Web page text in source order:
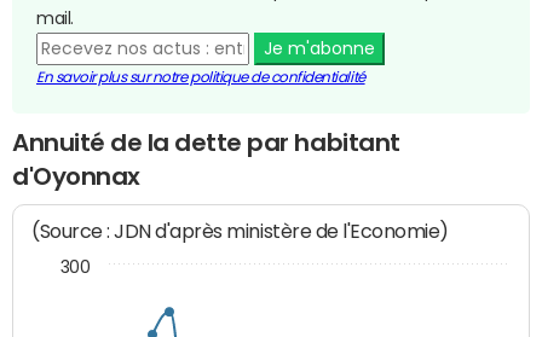
mail.
Je m'abonne
En savoir plus sur notre politique de confidentialité
Annuité de la dette par habitant
d'Oyonnax
(Source : JDN d'après ministère de l'Economie)
300